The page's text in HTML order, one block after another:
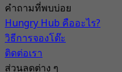
คำถามที่พบบ่อย
Hungry Hub คืออะไร?
วิธีการจองโต๊ะ
ติดต่อเรา
ส่วนลดต่าง ๆ